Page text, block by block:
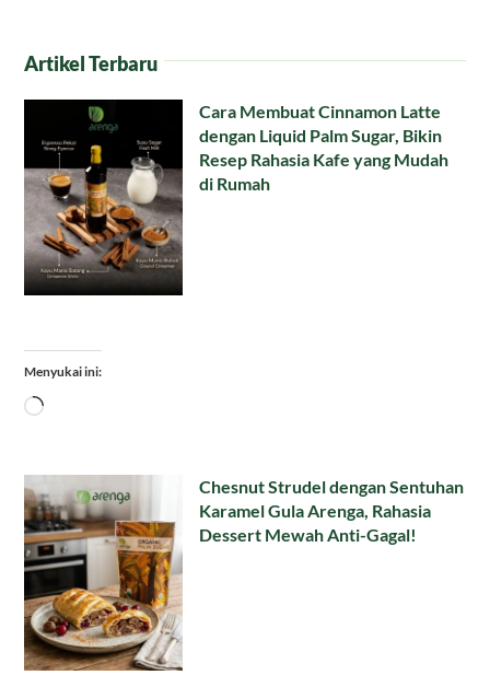
Artikel Terbaru
Cara Membuat Cinnamon Latte
dengan Liquid Palm Sugar, Bikin
Resep Rahasia Kafe yang Mudah
di Rumah
Menyukai ini:
Memuat...
Chesnut Strudel dengan Sentuhan
Karamel Gula Arenga, Rahasia
Dessert Mewah Anti-Gagal!